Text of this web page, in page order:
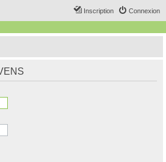
Connexion
Inscription